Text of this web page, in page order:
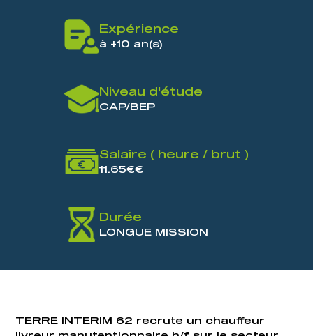
Expérience
à +10 an(s)
Niveau d'étude
CAP/BEP
Salaire ( heure / brut )
11.65€€
Durée
LONGUE MISSION
TERRE INTERIM 62 recrute un chauffeur